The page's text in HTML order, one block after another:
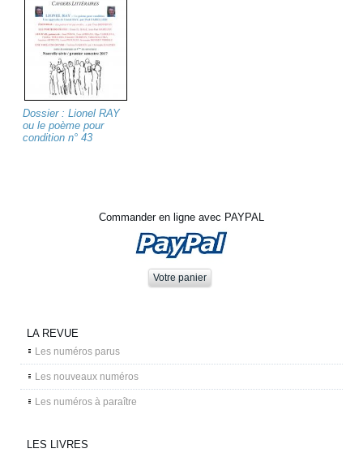
Dossier : Lionel RAY
ou le poème pour
condition n° 43
Commander en ligne avec PAYPAL
LA REVUE
Les numéros parus
Les nouveaux numéros
Les numéros à paraître
LES LIVRES